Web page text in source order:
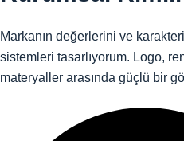
Markanın değerlerini ve
sistemleri tasarlıyorum. Logo,
materyaller arasında güçlü bir